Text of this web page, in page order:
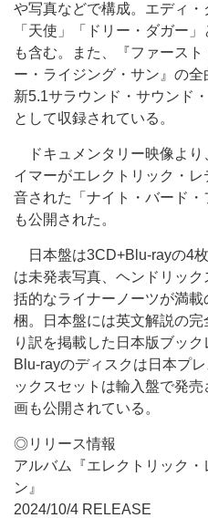
や写真などで構成。エディ・
「天使」「ドリー・ダガー
も含む。また、『ファース
ー・ライジング・サン』の
新5.1サラウンド・サウンド
として収録されている。
ドキュメンタリー映像より
イマーがエレクトリック・
音された「ナイト・バード
も公開された。
日本盤は3CD+Blu-rayの4
は未発表写真、ヘンドリッ
括的なライナーノーツが満
梱。日本盤には英文解説の
り訳を掲載した日本版ブッ
Blu-rayのディスクは日本プ
ックスセットは輸入盤で発
画も公開されている。
◎リリース情報
アルバム『エレクトリック
ン』
2024/10/4 RELEASE